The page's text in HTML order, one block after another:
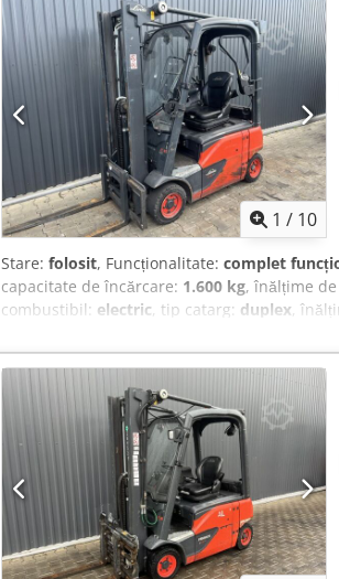
1 / 10
Stare: folosit, Funcționalitate: complet
capacitate de încărcare: 1.600 kg, înălțime
combustibil: electric, tip catarg: duplex,
Motostivuitor electric cu 4 roți Clasa ISO:
pentru utilizare și complet funcțional Stare
An fabricație baterie: 2025 Stare baterie: